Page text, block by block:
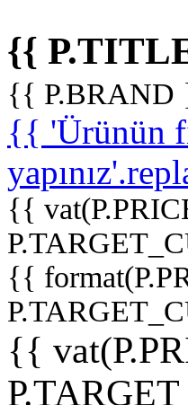
{{
{{ P.BRAND
{{ 'Ürünün
{{
{{
{{